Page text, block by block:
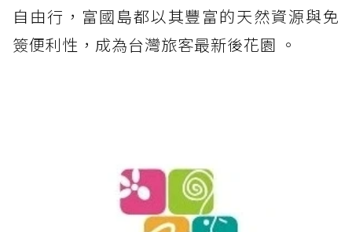
自由行，富國島都以其豐富的天然資源與免
簽便利性，成為台灣旅客最新後花園 。